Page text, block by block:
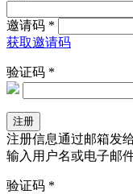
邀请码 *
获取邀请码
验证码 *
注册信息通过邮箱发
输入用户名或电子邮
验证码 *